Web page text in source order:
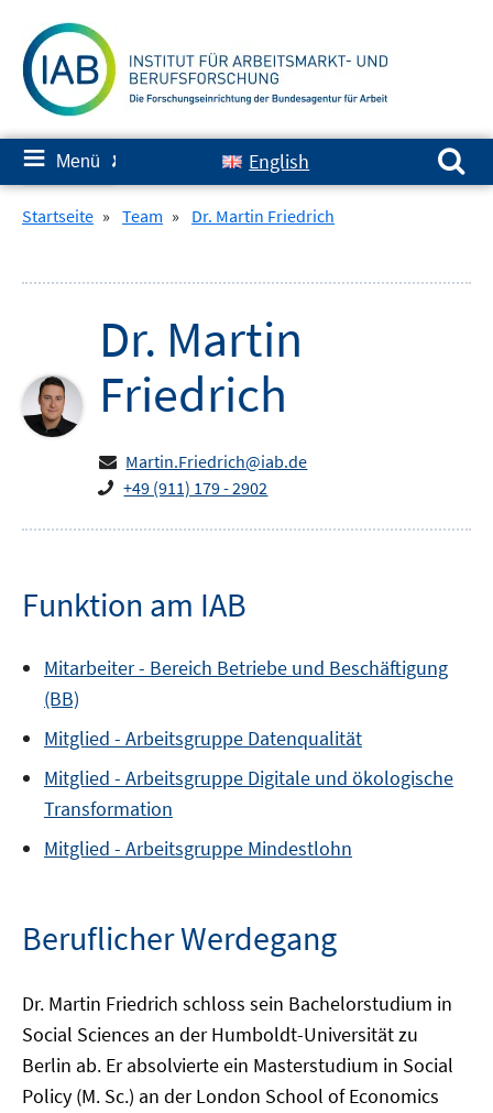
zum
Inhalt
≡ Menü ✘ English
Suchen nach:
Startseite » Team » Dr. Martin Friedrich
Dr. Martin
Friedrich
Martin.Friedrich@iab.de
+49 (911) 179 - 2902
Funktion am IAB
Mitarbeiter - Bereich Betriebe und Beschäftigung
(BB)
Mitglied - Arbeitsgruppe Datenqualität
Mitglied - Arbeitsgruppe Digitale und ökologische
Transformation
Mitglied - Arbeitsgruppe Mindestlohn
Beruflicher Werdegang
Dr. Martin Friedrich schloss sein Bachelorstudium in
Social Sciences an der Humboldt-Universität zu
Berlin ab. Er absolvierte ein Masterstudium in Social
Policy (M. Sc.) an der London School of Economics